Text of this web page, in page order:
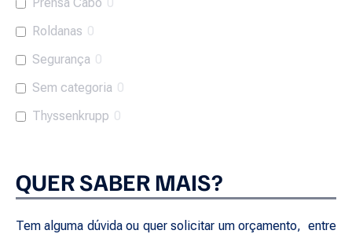
Roldanas 0
Segurança 0
Sem categoria 0
Thyssenkrupp 0
QUER SABER MAIS?
Tem alguma dúvida ou quer solicitar um orçamento, entre